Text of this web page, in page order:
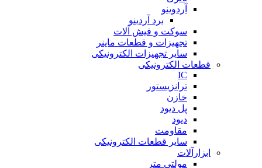
آردوینو
برد آردینو
سوکت و فیش آلات
تجهیزات و قطعات ماینر
سایر تجهیزات الکترونیکی
قطعات الکترونیکی
IC
ترانزیستور
خازن
پل دیود
دیود
مقاومت
سایر قطعات الکترونیکی
ابزارآلات
مولتی متر